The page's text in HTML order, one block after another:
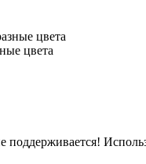
цвета
поддерживается!